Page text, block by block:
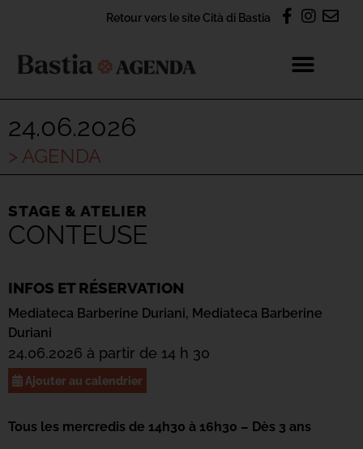
Retour vers le site Cità di Bastia
24.06.2026
> AGENDA
STAGE & ATELIER
CONTEUSE
INFOS ET RÉSERVATION
Mediateca Barberine Duriani, Mediateca Barberine
Duriani
24.06.2026 à partir de 14 h 30
Ajouter au calendrier
Tous les mercredis de 14h30 à 16h30 – Dès 3 ans